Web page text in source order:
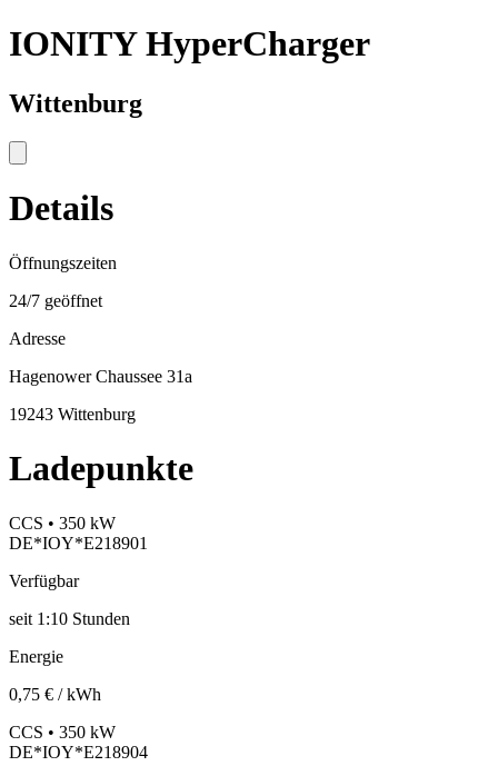
IONITY HyperCharger
Wittenburg
Details
Öffnungszeiten
24/7 geöffnet
Adresse
Hagenower Chaussee 31a
19243 Wittenburg
Ladepunkte
CCS • 350 kW
DE*IOY*E218901
Verfügbar
seit 1:10 Stunden
Energie
0,75 € / kWh
CCS • 350 kW
DE*IOY*E218904